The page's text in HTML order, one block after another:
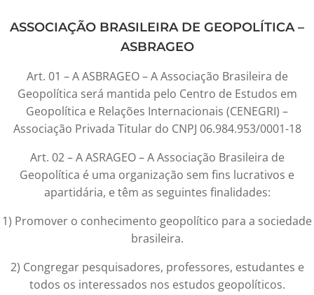
ASSOCIAÇÃO BRASILEIRA DE GEOPOLÍTICA –
ASBRAGEO
Art. 01 – A ASBRAGEO – A Associação Brasileira de
Geopolítica será mantida pelo Centro de Estudos em
Geopolítica e Relações Internacionais (CENEGRI) –
Associação Privada Titular do CNPJ 06.984.953/0001-18
Art. 02 – A ASRAGEO – A Associação Brasileira de
Geopolítica é uma organização sem fins lucrativos e
apartidária, e têm as seguintes finalidades:
1) Promover o conhecimento geopolítico para a sociedade
brasileira.
2) Congregar pesquisadores, professores, estudantes e
todos os interessados nos estudos geopolíticos.